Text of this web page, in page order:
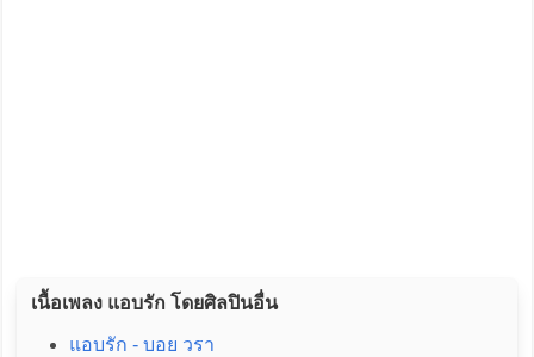
เนื้อเพลง แอบรัก โดยศิลปินอื่น
แอบรัก - บอย วรา